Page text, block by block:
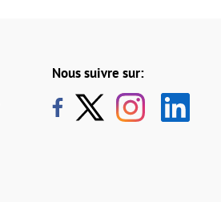
Nous suivre sur: